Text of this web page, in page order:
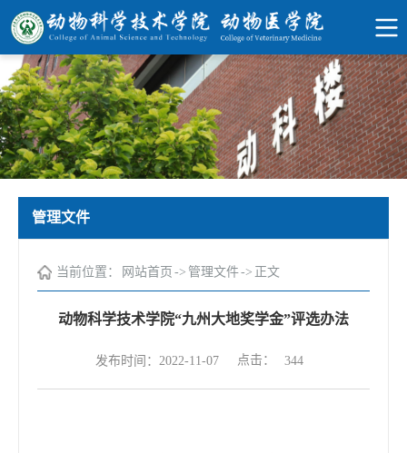
管理文件
当前位置： 网站首页 -> 管理文件-> 正文
动物科学技术学院“九州大地奖学金”评选办法
发布时间：2022-11-07 点击： 344